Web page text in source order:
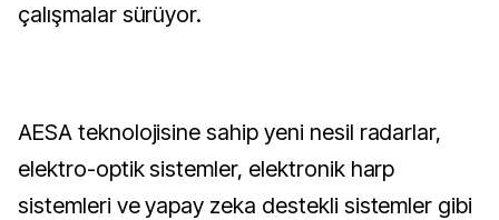
çalışmalar sürüyor.
AESA teknolojisine sahip yeni nesil radarlar,
elektro-optik sistemler, elektronik harp
sistemleri ve yapay zeka destekli sistemler gibi